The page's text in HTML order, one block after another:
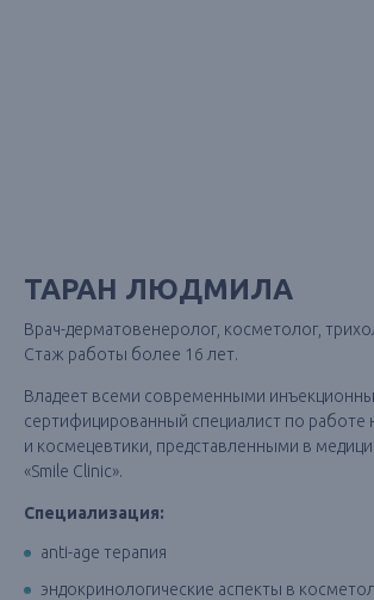
ТАРАН ЛЮДМИЛА
Врач-дерматовенеролог, косметолог,
Стаж работы более 16 лет.
Владеет всеми современными
сертифицированный специалист по работе
и космецевтики, представленными в
«Smile Clinic».
Специализация:
аnti-age терапия
эндокринологические аспекты в